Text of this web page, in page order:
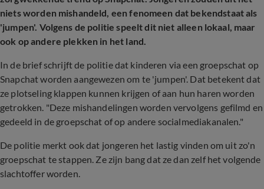
niets worden mishandeld, een fenomeen dat bekendstaat als
'jumpen'. Volgens de politie speelt dit niet alleen lokaal, maar
ook op andere plekken in het land.
In de brief schrijft de politie dat kinderen via een groepschat op
Snapchat worden aangewezen om te 'jumpen'. Dat betekent dat
ze plotseling klappen kunnen krijgen of aan hun haren worden
getrokken. "Deze mishandelingen worden vervolgens gefilmd en
gedeeld in de groepschat of op andere socialmediakanalen."
De politie merkt ook dat jongeren het lastig vinden om uit zo'n
groepschat te stappen. Ze zijn bang dat ze dan zelf het volgende
slachtoffer worden.